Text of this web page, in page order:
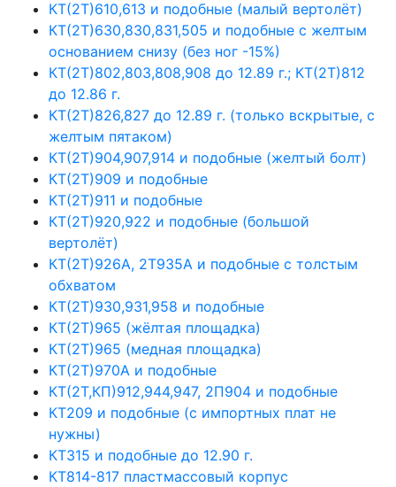
КТ(2Т)610,613 и подобные (малый вертолёт)
КТ(2Т)630,830,831,505 и подобные с желтым
основанием снизу (без ног -15%)
КТ(2Т)802,803,808,908 до 12.89 г.; КТ(2Т)812
до 12.86 г.
КТ(2Т)826,827 до 12.89 г. (только вскрытые, с
желтым пятаком)
КТ(2Т)904,907,914 и подобные (желтый болт)
КТ(2Т)909 и подобные
КТ(2Т)911 и подобные
КТ(2Т)920,922 и подобные (большой
вертолёт)
КТ(2Т)926А, 2Т935А и подобные с толстым
обхватом
КТ(2Т)930,931,958 и подобные
КТ(2Т)965 (жёлтая площадка)
КТ(2Т)965 (медная площадка)
КТ(2Т)970А и подобные
КТ(2Т,КП)912,944,947, 2П904 и подобные
КТ209 и подобные (с импортных плат не
нужны)
КТ315 и подобные до 12.90 г.
КТ814-817 пластмассовый корпус